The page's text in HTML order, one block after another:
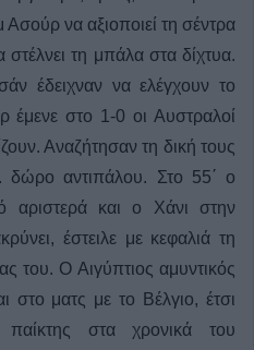
να αξιοποιεί τη σέντρα
τη μπάλα στα δίχτυα.
έδειχναν να ελέγχουν το
έμενε στο 1-0 οι Αυστραλοί
Αναζήτησαν τη δική τους
δώρο αντιπάλου. Στο 55΄ ο
αριστερά και ο Χάνι στην
έστειλε με κεφαλιά τη
του. Ο Αιγύπτιος αμυντικός
στο ματς με το Βέλγιο, έτσι
στα χρονικά του